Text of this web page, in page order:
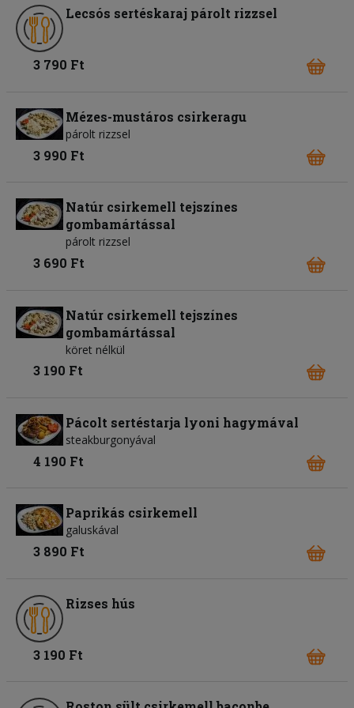
Lecsós sertéskaraj párolt rizzsel
3 790 Ft
Mézes-mustáros csirkeragu
párolt rizzsel
3 990 Ft
Natúr csirkemell tejszínes
gombamártással
párolt rizzsel
3 690 Ft
Natúr csirkemell tejszínes
gombamártással
köret nélkül
3 190 Ft
Pácolt sertéstarja lyoni hagymával
steakburgonyával
4 190 Ft
Paprikás csirkemell
galuskával
3 890 Ft
Rizses hús
3 190 Ft